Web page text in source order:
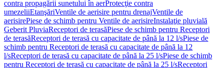
contra propagării sunetului în aerProtecţie contra
umezeliiEtanşăriVentile de aerisire pentru drenajVentile de
aerisirePiese de schimb pentru Ventile de aerisireInstalaţie pluvială
Geberit PluviaReceptori de terasăPiese de schimb pentru Receptori
de terasăReceptori de terasă cu capacitate de până la 12 l/sPiese de
schimb pentru Receptori de terasă cu capacitate de până la 12
l/sReceptori de terasă cu capacitate de până la 25 l/sPiese de schimb
pentru Receptori de terasă cu capacitate de până la 25 l/sReceptori